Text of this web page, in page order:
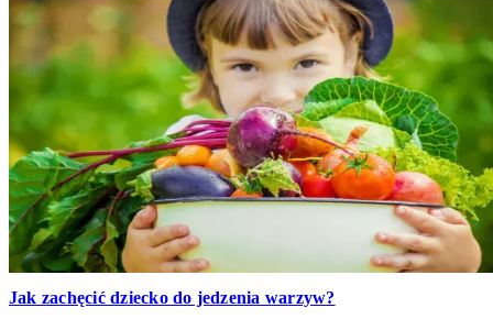
Jak zachęcić dziecko do jedzenia warzyw?